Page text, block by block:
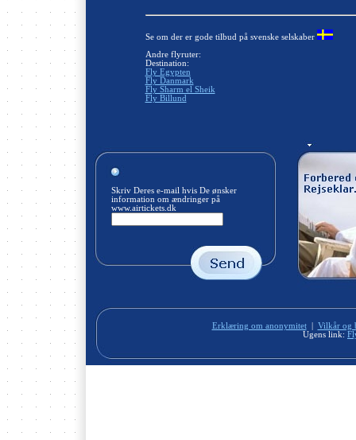
Se om der er gode tilbud på svenske selskaber
Andre flyruter:
Destination:
Fly Egypten
Fly Danmark
Fly Sharm el Sheik
Fly Billund
Skriv Deres e-mail hvis De ønsker
information om ændringer på
www.airtickets.dk
Erklæring om anonymitet| Vilkår og
Ugens link: